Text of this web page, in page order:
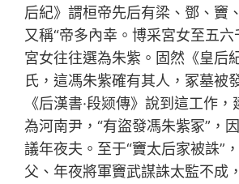
后紀》謂桓帝先后有梁、鄧、竇
又稱“帝多內幸。博采宮女至五六
宮女往往選為朱紫。固然《皇后
氏，這馮朱紫確有其人，冢墓被
《后漢書·段颎傳》說到這工作
為河南尹，“有盜發馮朱紫冢”，
議年夜夫。至于“竇太后家被誅”
父、年夜將軍竇武謀誅太監不成